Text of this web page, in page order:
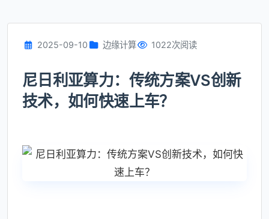
2025-09-10 边缘计算 1022次阅读
尼日利亚算力：传统方案VS创新
技术，如何快速上车？